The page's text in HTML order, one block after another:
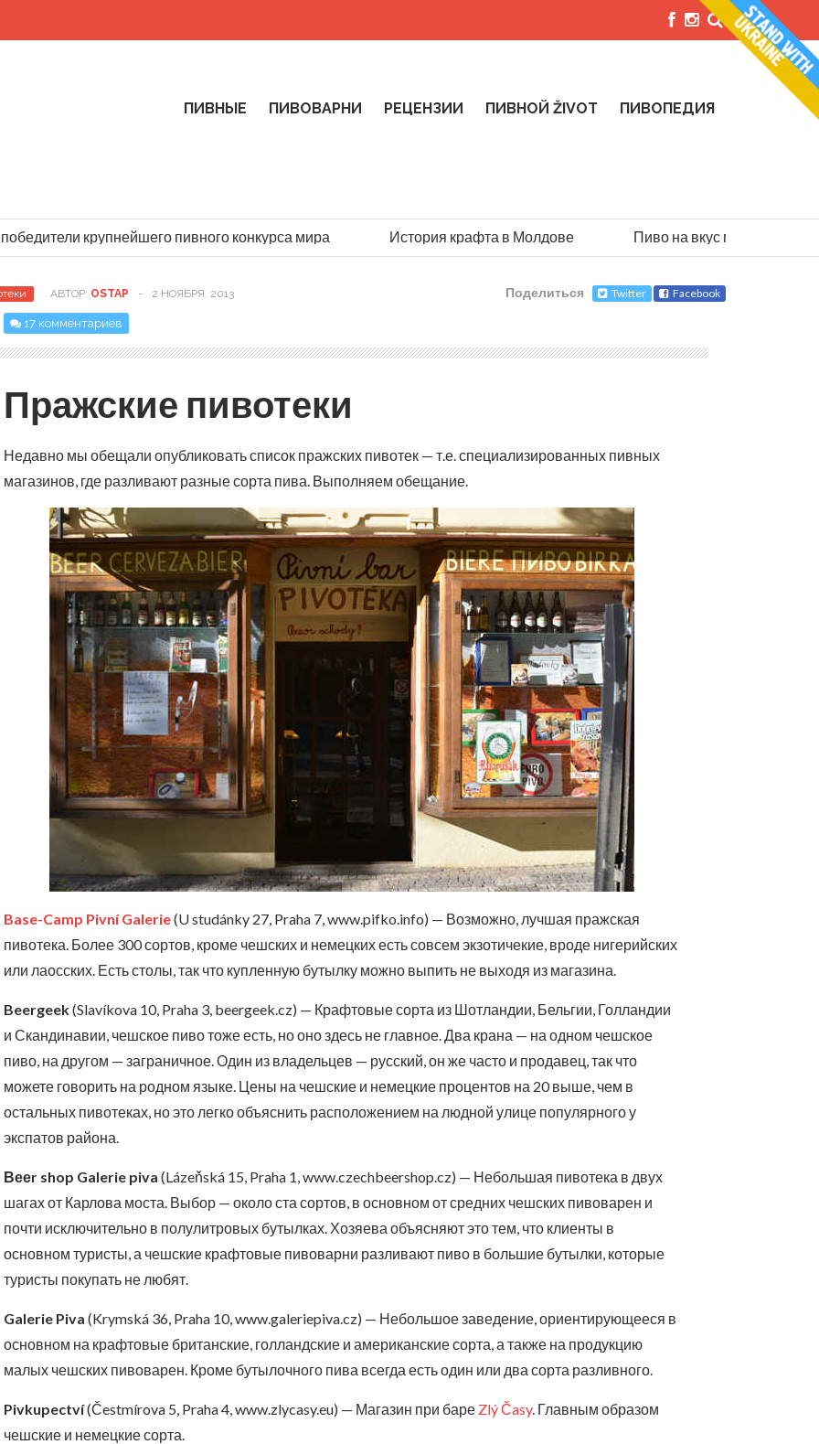
ПИВНЫЕ ПИВОВАРНИ РЕЦЕНЗИИ ПИВНОЙ ŽIVOT ПИВОПЕДИЯ
крупнейшего пивного конкурса мира История крафта в Молдове Пиво на вкус парашютиста:
АВТОР: OSTAP - 2 НОЯБРЯ, 2013 Поделиться Twitter Facebook
17 комментариев
Пражские пивотеки
Недавно мы обещали опубликовать список пражских пивотек — т.е. специализированных пивных
магазинов, где разливают разные сорта пива. Выполняем обещание.
Base-Camp Pivní Galerie(U studánky 27, Praha 7, www.pifko.info) — Возможно, лучшая пражская
пивотека. Более 300 сортов, кроме чешских и немецких есть совсем экзотичекие, вроде нигерийских
или лаосских. Есть столы, так что купленную бутылку можно выпить не выходя из магазина.
Beergeek(Slavíkova 10, Praha 3, beergeek.cz) — Крафтовые сорта из Шотландии, Бельгии, Голландии
и Скандинавии, чешское пиво тоже есть, но оно здесь не главное. Два крана — на одном чешское
пиво, на другом — заграничное. Один из владельцев — русский, он же часто и продавец, так что
можете говорить на родном языке. Цены на чешские и немецкие процентов на 20 выше, чем в
остальных пивотеках, но это легко объяснить расположением на людной улице популярного у
экспатов района.
Вееr shop Galerie piva (Lázeňská 15, Praha 1, www.czechbeershop.cz) — Небольшая пивотека в двух
шагах от Карлова моста. Выбор — около ста сортов, в основном от средних чешских пивоварен и
почти исключительно в полулитровых бутылках. Хозяева объясняют это тем, что клиенты в
основном туристы, а чешские крафтовые пивоварни разливают пиво в большие бутылки, которые
туристы покупать не любят.
Galerie Piva (Krymská 36, Praha 10, www.galeriepiva.cz) — Небольшое заведение, ориентирующееся в
основном на крафтовые британские, голландские и американские сорта, а также на продукцию
малых чешских пивоварен. Кроме бутылочного пива всегда есть один или два сорта разливного.
Pivkupectví(Čestmírova 5, Praha 4, www.zlycasy.eu) — Магазин при баре Zlý Časy. Главным образом
чешские и немецкие сорта.